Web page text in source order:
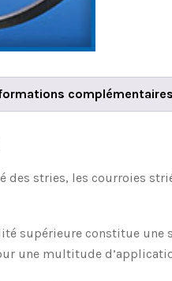
complémentaires
des stries, les courroies
supérieure constitue
une multitude